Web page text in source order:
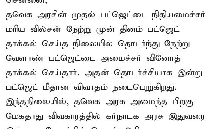
தவெக அரசின் முதல் பட்ஜெட்டை நிதியமைச்சர்
மரிய வில்சன் நேற்று முன் தினம் பட்ஜெட்
தாக்கல் செய்த நிலையில் தொடர்ந்து நேற்று
வேளாண் பட்ஜெட்டை அமைச்சர் வினோத்
தாக்கல் செய்தார். அதன் தொடர்ச்சியாக இன்று
பட்ஜெட் மீதான விவாதம் நடைபெறுகிறது.
இந்தநிலையில், தவெக அரசு அமைந்த பிறகு
மேகதாது விவகாரத்தில் கர்நாடக அரசு இதுவரை